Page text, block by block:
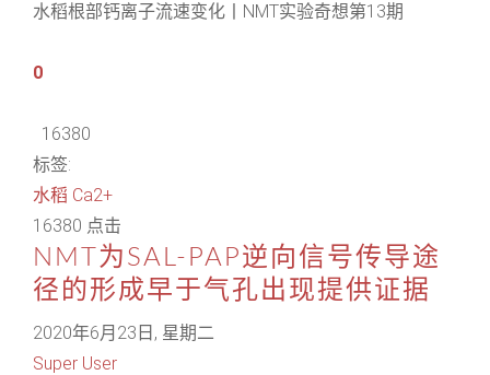
水稻根部钙离子流速变化丨NMT实验奇想第13期
0
16380
标签:
水稻 Ca2+
16380 点击
NMT为SAL-PAP逆向信号传导途
径的形成早于气孔出现提供证据
2020年6月23日, 星期二
Super User